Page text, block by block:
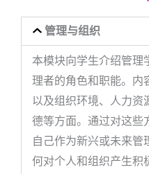
管理与组织
本模块向学生介绍管理
理者的角色和职能。内
以及组织环境、人力资
德等方面。通过对这些
自己作为新兴或未来管
何对个人和组织产生积